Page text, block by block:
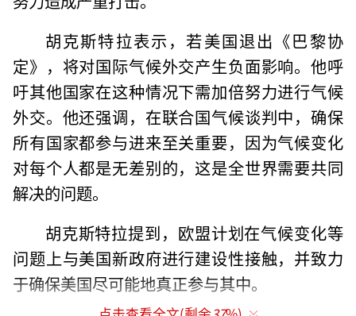
胡克斯特拉表示，若美国退出《巴黎协
定》，将对国际气候外交产生负面影响。他呼
吁其他国家在这种情况下需加倍努力进行气候
外交。他还强调，在联合国气候谈判中，确保
所有国家都参与进来至关重要，因为气候变化
对每个人都是无差别的，这是全世界需要共同
解决的问题。
胡克斯特拉提到，欧盟计划在气候变化等
问题上与美国新政府进行建设性接触，并致力
于确保美国尽可能地真正参与其中。